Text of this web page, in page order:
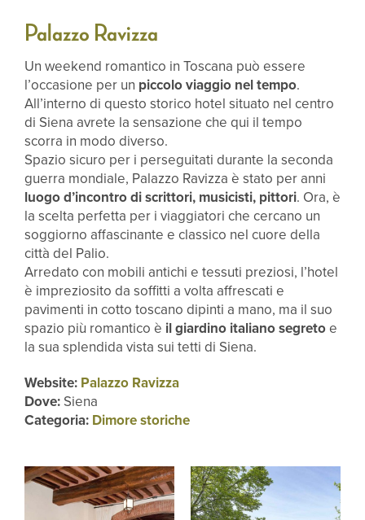
Palazzo Ravizza
Un weekend romantico in Toscana può essere
l’occasione per un piccolo viaggio nel tempo.
All’interno di questo storico hotel situato nel centro
di Siena avrete la sensazione che qui il tempo
scorra in modo diverso.
Spazio sicuro per i perseguitati durante la seconda
guerra mondiale, Palazzo Ravizza è stato per anni
luogo d’incontro di scrittori, musicisti, pittori. Ora, è
la scelta perfetta per i viaggiatori che cercano un
soggiorno affascinante e classico nel cuore della
città del Palio.
Arredato con mobili antichi e tessuti preziosi, l’hotel
è impreziosito da soffitti a volta affrescati e
pavimenti in cotto toscano dipinti a mano, ma il suo
spazio più romantico è il giardino italiano segretoe
la sua splendida vista sui tetti di Siena.
Website: Palazzo Ravizza
Dove: Siena
Categoria: Dimore storiche